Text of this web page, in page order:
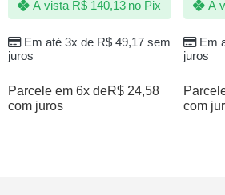
Em até 3x de R$49,17sem
juros
À vista R$140,13 no Pix
Parcele em 6x deR$ 24,58
com juros
Em
juros
À
com